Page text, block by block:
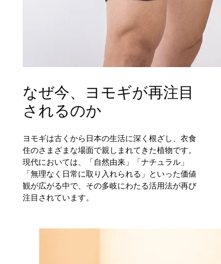
なぜ今、ヨモギが再注目
されるのか
ヨモギは古くから日本の生活に深く根ざし、衣食
住のさまざまな場面で親しまれてきた植物です。
現代においては、「自然由来」「ナチュラル」
「無理なく日常に取り入れられる」といった価値
観が広がる中で、その多岐にわたる活用法が再び
注目されています。